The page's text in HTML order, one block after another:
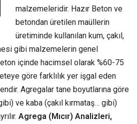
malzemeleridir. Hazır Beton ve
betondan üretilen maüllerin
üretiminde kullanılan kum, çakıl,
gibi malzemelerin genel
içinde hacimsel olarak %60-75
göre farklılık yer işgal eden
Agregalar tane boyutlarına göre
ve kaba (çakıl kırmataş… gibi)
Agrega (Mıcır) Analizleri,